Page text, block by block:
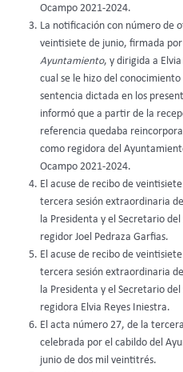
Ocampo 2021-2024.
La notificación con número de
veintisiete de junio, firmada por
Ayuntamiento, y dirigida a
cual se le hizo del
sentencia dictada en los
informó que a partir de la
referencia quedaba
como regidora del
Ocampo 2021-2024.
El acuse de recibo de
tercera sesión extraordinaria
la Presidenta y el Secretario
regidor Joel Pedraza Garfias.
El acuse de recibo de
tercera sesión extraordinaria
la Presidenta y el Secretario
regidora Elvia Reyes Iniestra.
El acta número 27, de la
celebrada por el cabildo del
junio de dos mil veintitrés.